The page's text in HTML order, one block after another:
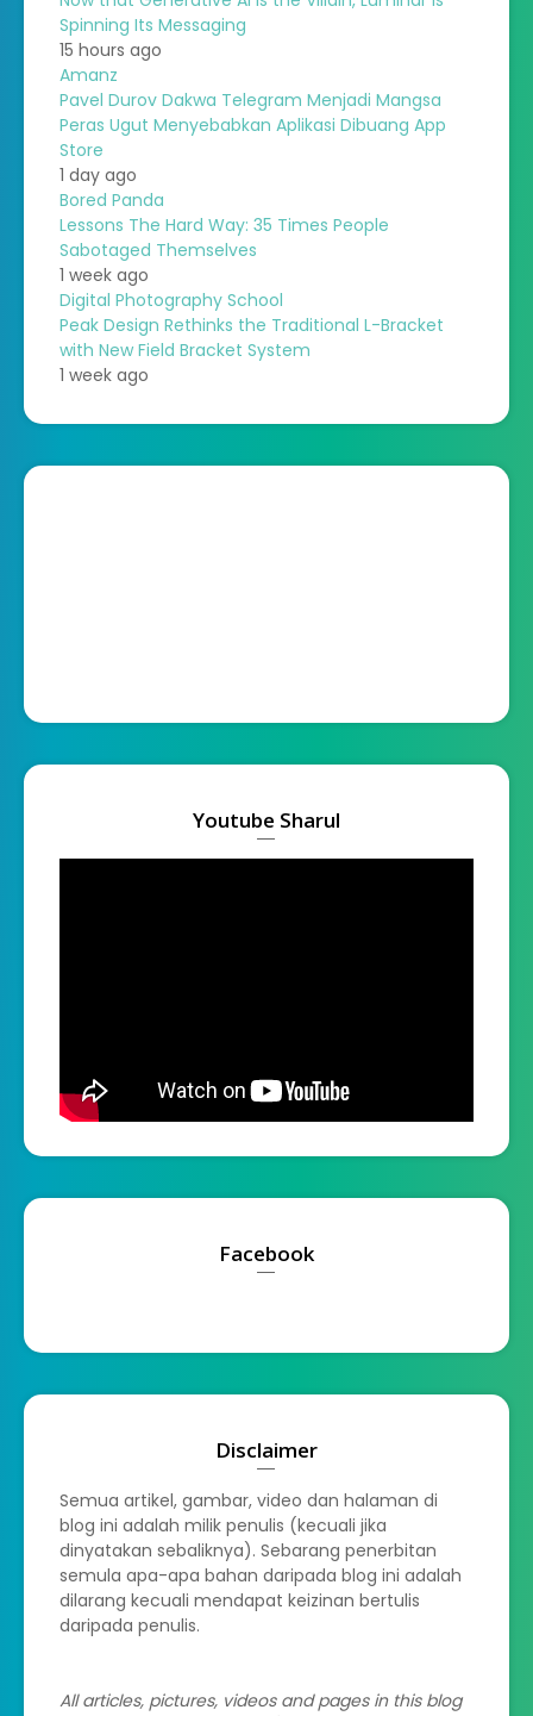
Spinning Its Messaging
15 hours ago
Amanz
Pavel Durov Dakwa Telegram Menjadi Mangsa
Peras Ugut Menyebabkan Aplikasi Dibuang App
Store
1 day ago
Bored Panda
Lessons The Hard Way: 35 Times People
Sabotaged Themselves
1 week ago
Digital Photography School
Peak Design Rethinks the Traditional L-Bracket
with New Field Bracket System
1 week ago
Youtube Sharul
Facebook
Disclaimer
Semua artikel, gambar, video dan halaman di
blog ini adalah milik penulis (kecuali jika
dinyatakan sebaliknya). Sebarang penerbitan
semula apa-apa bahan daripada blog ini adalah
dilarang kecuali mendapat keizinan bertulis
daripada penulis.
All articles, pictures, videos and pages in this blog